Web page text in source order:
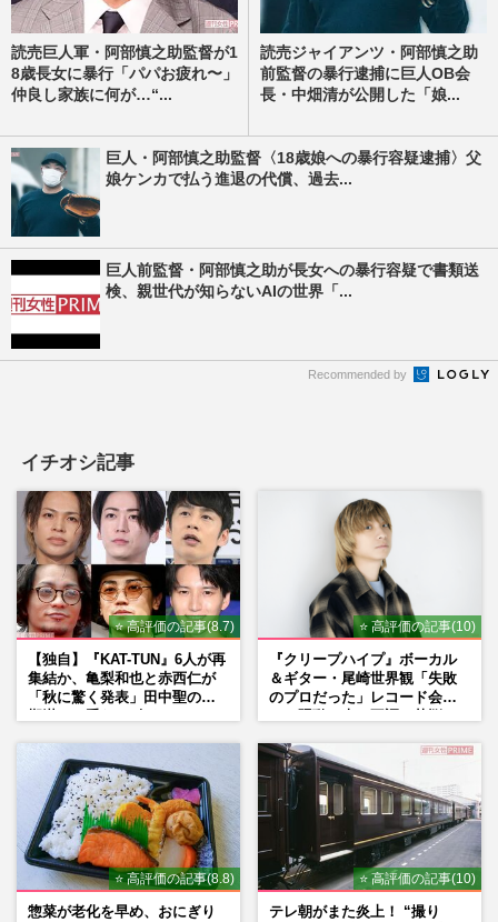
読売巨人軍・阿部慎之助監督が1
8歳長女に暴行「パパお疲れ〜」
仲良し家族に何が…“...
読売ジャイアンツ・阿部慎之助
前監督の暴行逮捕に巨人OB会
長・中畑清が公開した「娘...
巨人・阿部慎之助監督〈18歳娘への暴行容疑逮捕〉父
娘ケンカで払う進退の代償、過去...
巨人前監督・阿部慎之助が長女への暴行容疑で書類送
検、親世代が知らないAIの世界「...
Recommended by
イチオシ記事
⭐ 高評価の記事(8.7)
【独自】『KAT-TUN』6人が再
集結か、亀梨和也と赤西仁が
「秋に驚く発表」田中聖の刑
⭐ 高評価の記事(10)
『クリープハイプ』ボーカル
＆ギター・尾崎世界観「失敗
のプロだった」レコード会社
⭐ 高評価の記事(8.8)
惣菜が老化を早め、おにぎり
⭐ 高評価の記事(10)
テレ朝がまた炎上！ “撮り